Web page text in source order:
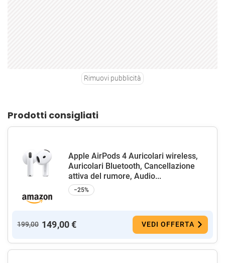
Rimuovi pubblicità
Prodotti consigliati
Apple AirPods 4 Auricolari wireless,
Auricolari Bluetooth, Cancellazione
attiva del rumore, Audio...
−25%
199,00 149,00 € VEDI OFFERTA